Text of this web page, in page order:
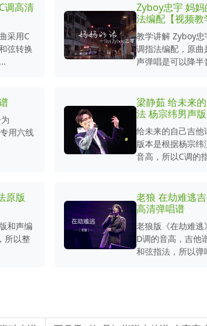
调高清
采用C
弦转换
Zyboy忠宇 妈
法编配【视频教
教学讲解 Zyboy
调指法编配，原曲
声弹唱是可以降半
用六线
梁静茹 给未来
法 杨宗纬男声版
给未来的自己吉他
版本是根据杨宗
音高，所以C调的
原版
和声编
所以整
老狼 在劫难逃
高清弹唱谱
老狼版《在劫难
D调的音高，吉他
和弦指法，所以弹